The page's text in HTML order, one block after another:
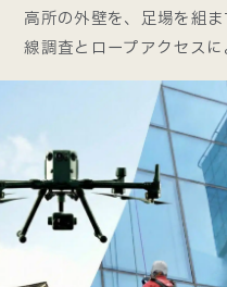
高所の外壁を、足場を組
線調査とロープアクセスに